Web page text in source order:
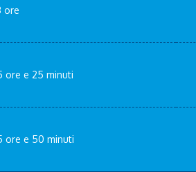
ore
ore e 25 minuti
ore e 50 minuti